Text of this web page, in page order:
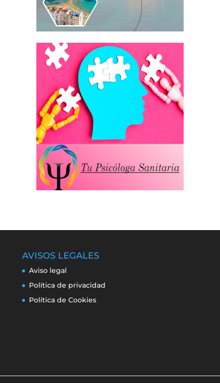
AVISOS LEGALES
Aviso legal
Política de privacidad
Política de Cookies